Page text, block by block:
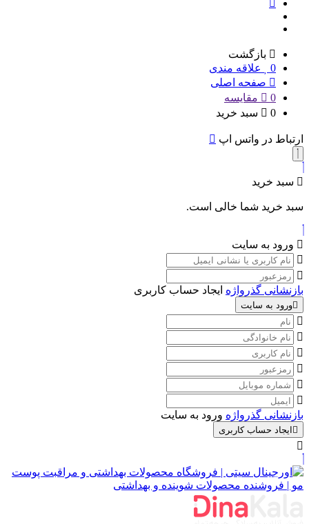
بازگشت
0
علاقه مندی
صفحه اصلی
0
مقایسه
0
سبد خرید
ارتباط در واتس اپ
سبد خرید
سبد خرید شما خالی است.
ورود به سایت
بازنشانی گذرواژه ایجاد حساب کاربری
ورود به سایت
بازنشانی گذرواژه ورود به سایت
ایجاد حساب کاربری